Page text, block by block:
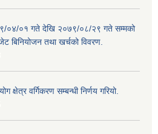
०४/०१ गते देखि २०७९/०८/२९ गते सम्मको
बिनियोजन तथा खर्चको विवरण.
वर्गिकरण सम्बन्धी निर्णय गरियो.